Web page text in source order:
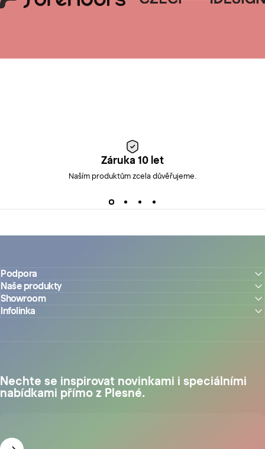
Záruka 10 let
Naším produktům zcela důvěřujeme.
Podpora
Naše produkty
Showroom
Infolinka
Nechte se inspirovat novinkami i speciálními
nabídkami přímo z Plesné.